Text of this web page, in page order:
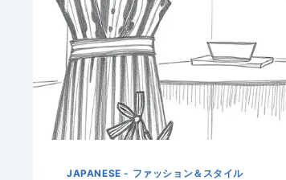
JAPANESE - ファッション＆スタイル